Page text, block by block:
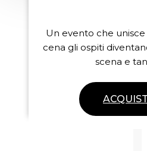
Un evento che
cena gli ospiti
scena e